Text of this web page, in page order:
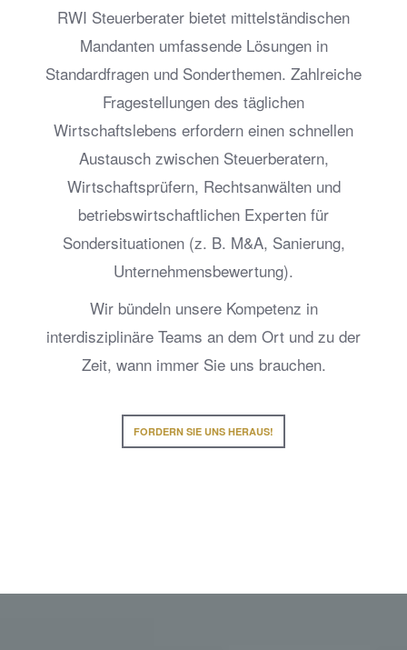
RWI Steuerberater bietet mittelständischen
Mandanten umfassende Lösungen in
Standardfragen und Sonderthemen. Zahlreiche
Fragestellungen des täglichen
Wirtschaftslebens erfordern einen schnellen
Austausch zwischen Steuerberatern,
Wirtschaftsprüfern, Rechtsanwälten und
betriebswirtschaftlichen Experten für
Sondersituationen (z. B. M&A, Sanierung,
Unternehmensbewertung).
Wir bündeln unsere Kompetenz in
interdisziplinäre Teams an dem Ort und zu der
Zeit, wann immer Sie uns brauchen.
FORDERN SIE UNS HERAUS!